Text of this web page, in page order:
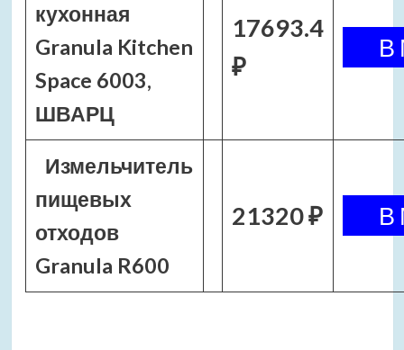
кухонная
Granula Kitchen
Space 6003,
ШВАРЦ
17693.4
₽
Измельчитель
пищевых
отходов
Granula R600
21320 ₽